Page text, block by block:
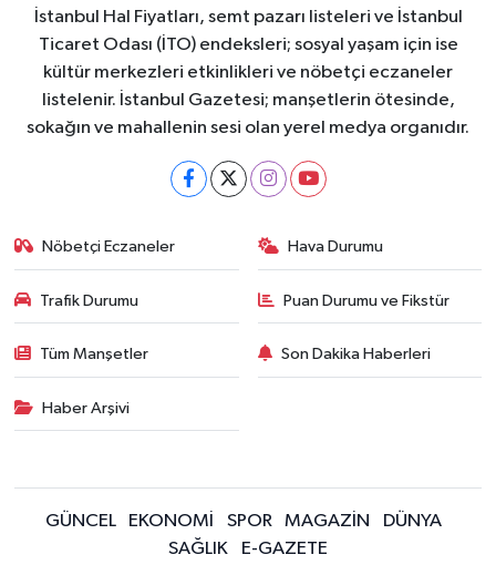
İstanbul Hal Fiyatları, semt pazarı listeleri ve İstanbul
Ticaret Odası (İTO) endeksleri; sosyal yaşam için ise
kültür merkezleri etkinlikleri ve nöbetçi eczaneler
listelenir. İstanbul Gazetesi; manşetlerin ötesinde,
sokağın ve mahallenin sesi olan yerel medya organıdır.
Nöbetçi Eczaneler Hava Durumu
Trafik Durumu Puan Durumu ve Fikstür
Tüm Manşetler Son Dakika Haberleri
Haber Arşivi
GÜNCEL EKONOMİ SPOR MAGAZİN
DÜNYA
SAĞLIK
E-GAZETE